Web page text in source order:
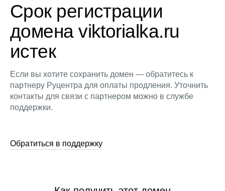
Срок регистрации
домена viktorialka.ru
истек
Если вы хотите сохранить домен — обратитесь к
партнеру Руцентра для оплаты продления. Уточнить
контакты для связи с партнером можно в службе
поддержки.
Обратиться в поддержку